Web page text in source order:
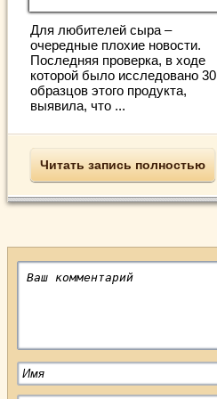
Для любителей сыра –
очередные плохие новости.
Последняя проверка, в ходе
которой было исследовано 30
образцов этого продукта,
выявила, что ...
Читать запись полностью